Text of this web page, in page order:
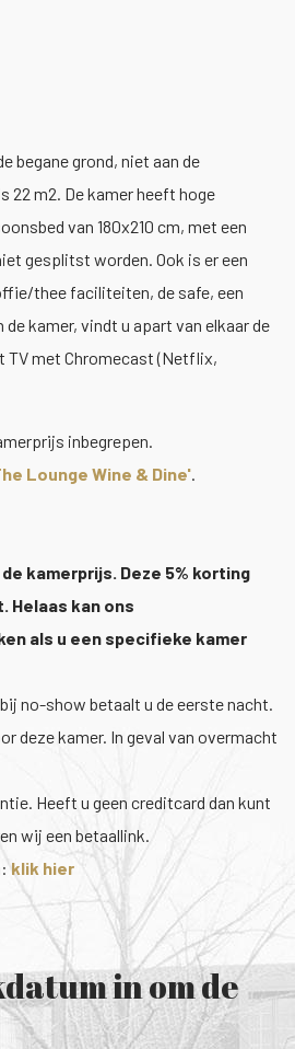
begane grond, niet aan de
m2. De kamer heeft hoge
van 180x210 cm, met een
gesplitst worden. Ook is er een
thee faciliteiten, de safe, een
kamer, vindt u apart van elkaar de
TV met Chromecast (Netflix,
inbegrepen.
Lounge Wine & Dine'.
kamerprijs. Deze 5% korting
Helaas kan ons
als u een specifieke kamer
no-show betaalt u de eerste nacht.
deze kamer. In geval van overmacht
Heeft u geen creditcard dan kunt
wij een betaallink.
klik hier
in om de